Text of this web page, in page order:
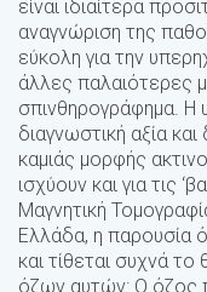
είναι ιδιαίτερα
αναγνώριση της
εύκολη για την
άλλες παλαιότερες
σπινθηρογράφημα. Η
διαγνωστική αξία
καμιάς μορφής
ισχύουν και για τις
Μαγνητική
Ελλάδα, η παρουσία
και τίθεται συχνά
όζων αυτών: Ο όζος